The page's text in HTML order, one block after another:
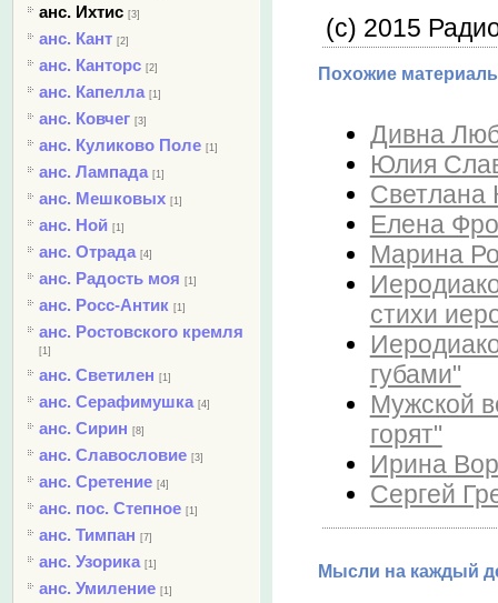
анс. Ихтис [3]
анс. Кант [2]
анс. Канторс [2]
анс. Капелла [1]
анс. Ковчег [3]
анс. Куликово Поле [1]
анс. Лампада [1]
анс. Мешковых [1]
анс. Ной [1]
анс. Отрада [4]
анс. Радость моя [1]
анс. Росс-Антик [1]
анс. Ростовского кремля
[1]
анс. Светилен [1]
анс. Серафимушка [4]
анс. Сирин [8]
анс. Славословие [3]
анс. Сретение [4]
анс. пос. Степное [1]
анс. Тимпан [7]
анс. Узорика [1]
анс. Умиление [1]
(c) 2015
Похожие
Дивна
Юлия
Светлана
Елена
Марина
стихи
губами"
Мужской
горят"
Ирина
Сергей
Мысли на каждый